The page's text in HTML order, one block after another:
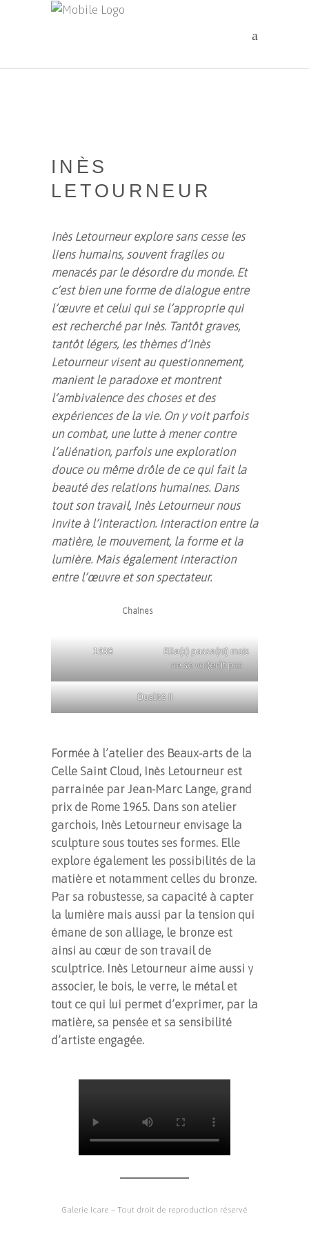
INÈS
LETOURNEUR
Inès Letourneur explore sans cesse les
liens humains, souvent fragiles ou
menacés par le désordre du monde. Et
c’est bien une forme de dialogue entre
l’œuvre et celui qui se l’approprie qui
est recherché par Inès. Tantôt graves,
tantôt légers, les thèmes d’Inès
Letourneur visent au questionnement,
manient le paradoxe et montrent
l’ambivalence des choses et des
expériences de la vie. On y voit parfois
un combat, une lutte à mener contre
l’aliénation, parfois une exploration
douce ou même drôle de ce qui fait la
beauté des relations humaines. Dans
tout son travail, Inès Letourneur nous
invite à l’interaction. Interaction entre la
matière, le mouvement, la forme et la
lumière. Mais également interaction
entre l’œuvre et son spectateur.
Chaînes
1938
Elle(s) passe(nt) mais
ne se voi(en)t pas
Dualité II
Formée à l’atelier des Beaux-arts de la
Celle Saint Cloud, Inès Letourneur est
parrainée par Jean-Marc Lange, grand
prix de Rome 1965. Dans son atelier
garchois, Inès Letourneur envisage la
sculpture sous toutes ses formes. Elle
explore également les possibilités de la
matière et notamment celles du bronze.
Par sa robustesse, sa capacité à capter
la lumière mais aussi par la tension qui
émane de son alliage, le bronze est
ainsi au cœur de son travail de
sculptrice. Inès Letourneur aime aussi y
associer, le bois, le verre, le métal et
tout ce qui lui permet d’exprimer, par la
matière, sa pensée et sa sensibilité
d’artiste engagée.
Galerie Icare – Tout droit de reproduction réservé